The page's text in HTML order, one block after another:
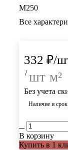
М250
Все
332 ₽/
/ шт м²
Без учета
Наличие и
В корзину
Купить в 1